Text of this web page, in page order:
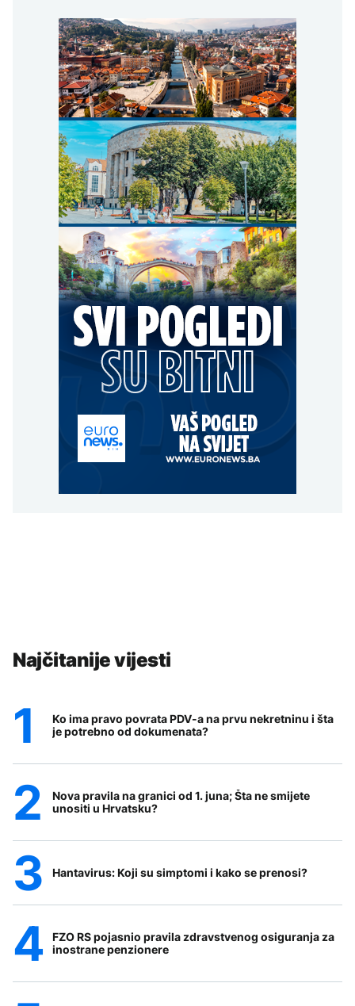
Najčitanije vijesti
Ko ima pravo povrata PDV-a na prvu nekretninu i šta
je potrebno od dokumenata?
Nova pravila na granici od 1. juna; Šta ne smijete
unositi u Hrvatsku?
Hantavirus: Koji su simptomi i kako se prenosi?
FZO RS pojasnio pravila zdravstvenog osiguranja za
inostrane penzionere